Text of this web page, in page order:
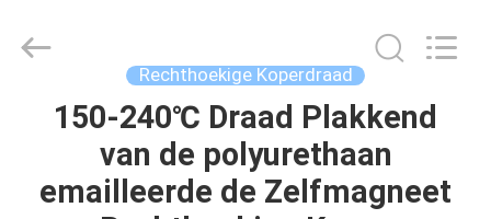
HUIS
PRODUCTEN
Material
Co,.Ltd.
Rechthoekige Koperdraad
150-240℃ Draad Plakkend
van de polyurethaan
emailleerde de Zelfmagneet